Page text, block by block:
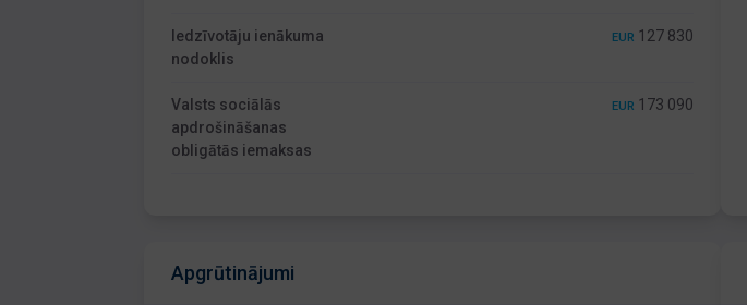
Iedzīvotāju ienākuma
nodoklis
EUR 127 830
Valsts sociālās
apdrošināšanas
obligātās iemaksas
EUR 173 090
Apgrūtinājumi